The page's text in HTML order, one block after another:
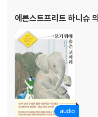
첫 번째, 리사의 코끼리: 보호받
세 번째, 페터의 코끼리: 나의 경
네 번째, 안나의 코끼리: 사람들
다섯 번째, 세바스티안의 코끼
여섯 번째, 지빌레와 파울과 아
일곱 번째, 마쿠스의 코끼리: 내
3장 당신의 기본욕구를 알고 있는
에른스트프리트 하니슈